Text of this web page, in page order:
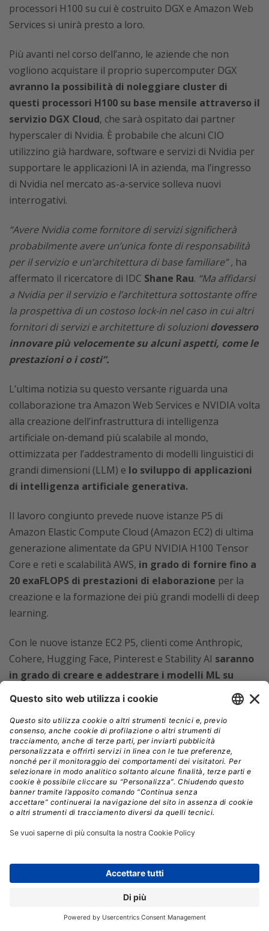
processori H100 su cui è costruito DGX e Amazon Web
Services si unirà presto a loro.
Più avanti nel corso dell’anno, le aziende che non
vogliono acquistare il proprio supercomputer DGX
avranno la possibilità di noleggiare cluster di
questi processori H100 su base mensile attraverso il
servizio DGX Cloud, che sarà ospitato dai partner
hyperscaler di Nvidia. È probabile che alcuni CIO
utilizzino già hardware, software e servizi di Nvidia per
supportare le applicazioni IA in azienda, ma l’ingresso
di Nvidia nel mercato as-a-service solleva nuovi
interrogativi.
“Avere Nvidia come fornitore di servizi significherà
probabilmente avere un’unica fonte di responsabilità
per il servizio e un’architettura di base familiare” , ha
affermato il ricercatore di IDC Shane Rau. “Ma affidarsi
a Nvidia per il servizio e l’architettura sottostante offre
la prospettiva di un costoso lock-in nel caso in cui altri
fornitori di servizi e architetture di soluzionidovessero
innovare più velocemente su alcuni aspetti, come le
prestazioni o i costi”.
L’ultima notizia su questo versante riguarda una
collaborazione tra Amazon Web Services e NVIDIA volta
alla creazione dell’infrastruttura di intelligenza
artificiale on-demand più scalabile al mondo,
ottimizzata per l’addestramento di modelli linguistici di
grandi dimensioni (LLM) e lo sviluppo di applicazioni
di intelligenza artificiale generativa.
Il lavoro congiunto prevede nuove istanze P5 di
Amazon Elastic Compute Cloud (Amazon EC2) di ultima
generazione alimentate da GPU NVIDIA H100 Tensor
Core e reti e scalabilità AWS, in grado di fornire fino a
20 exaFLOPS di prestazioni di elaborazione per la
creazione e la formazione dei più grandi modelli di deep
learning.
Con le nuove istanze EC2 P5, clienti come Anthropic,
Cohere, Hugging Face, Pinterest e Stability AI saranno
in grado di creare e addestrare i modelli ML su
larga scala.
L’ultima generazione di istanze EC2
permetterà a startup, imprese e ricercatori di scalare la
loro infrastruttura per soddisfare le loro più complesse
esigenze di machine learning, aprendo nuove
possibilità di innovazione e sviluppo.
IA GENERATIVA
INTELLIGENZA ARTIFICIALE
NVIDIA AI FOUNDATIONS
NVIDIA